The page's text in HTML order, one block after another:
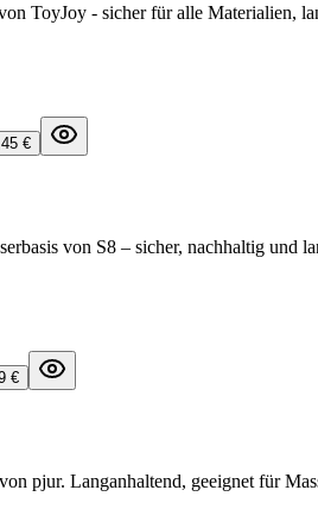
ToyJoy - sicher für alle Materialien,
€
von S8 – sicher, nachhaltig und
€
pjur. Langanhaltend, geeignet für